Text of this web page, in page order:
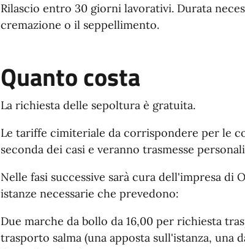
Rilascio entro 30 giorni lavorativi. Durata
cremazione o il seppellimento.
Quanto costa
La richiesta delle sepoltura è gratuita.
Le tariffe cimiteriale da corrispondere per le
seconda dei casi e veranno trasmesse
Nelle fasi successive sarà cura dell'impresa di
istanze necessarie che prevedono:
Due marche da bollo da 16,00 per richiesta
trasporto salma (una apposta sull'istanza, una